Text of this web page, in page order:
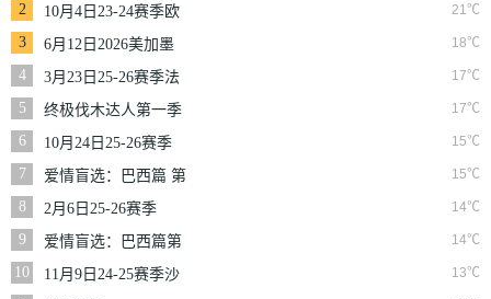
2 21℃
10月4日23-24赛季欧
冠小组赛第2轮那不
勒斯VS皇家马德里
3 18℃
6月12日2026美加墨
世界杯小组赛韩国VS
捷克
4 17℃
3月23日25-26赛季法
甲第27轮雷恩VS梅斯
5 17℃
终极伐木达人第一季
6
15℃
10月24日25-26赛季
NBA常规赛掘金VS
勇士
7 15℃
爱情盲选：巴西篇 第
二季
8 14℃
2月6日25-26赛季
NBA常规赛篮网VS
魔术
9 14℃
爱情盲选：巴西篇第
二季
10 13℃
11月9日24-25赛季沙